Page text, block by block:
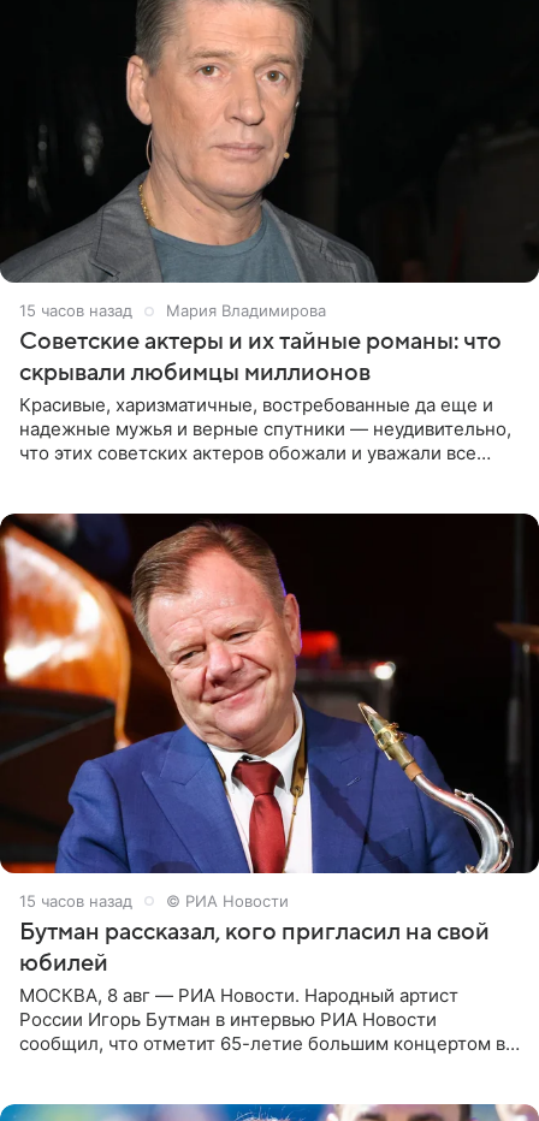
15 часов назад Мария Владимирова
Советские актеры и их тайные романы: что
скрывали любимцы миллионов
Красивые, харизматичные, востребованные да еще и
надежные мужья и верные спутники — неудивительно,
что этих советских актеров обожали и уважали все
15 часов назад © РИА Новости
Бутман рассказал, кого пригласил на свой
юбилей
МОСКВА, 8 авг — РИА Новости. Народный артист
России Игорь Бутман в интервью РИА Новости
сообщил, что отметит 65-летие большим концертом в